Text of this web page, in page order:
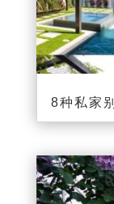
8种私家